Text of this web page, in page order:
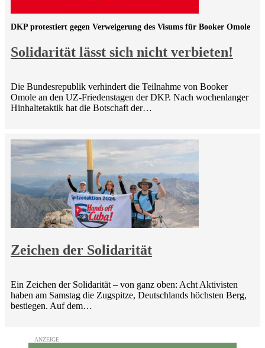
Solidarität lässt sich nicht verbieten!
DKP protestiert gegen Verweigerung des Visums für Booker Omole
Die Bundesrepublik verhindert die Teilnahme von Booker
Omole an den UZ-Friedenstagen der DKP. Nach wochenlanger
Hinhaltetaktik hat die Botschaft der…
Zeichen der Solidarität
Ein Zeichen der Solidarität – von ganz oben: Acht Aktivisten
haben am Samstag die Zugspitze, Deutschlands höchsten Berg,
bestiegen. Auf dem…